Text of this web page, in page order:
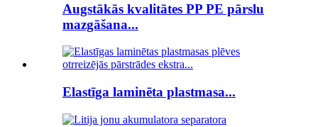
Augstākās kvalitātes PP PE pārslu
mazgāšana...
Elastīga laminēta plastmasa...